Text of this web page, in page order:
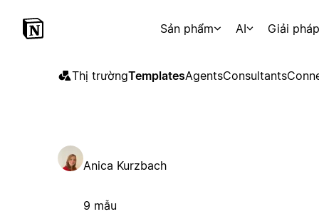
Sản phẩm AI Giải
Thị trườngTemplatesAgentsConsultants
Anica Kurzbach
9 mẫu